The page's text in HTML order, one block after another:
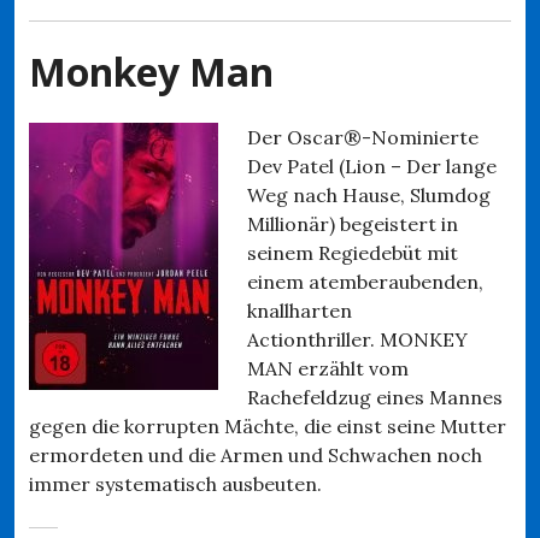
Monkey Man
Der Oscar®-Nominierte
Dev Patel (Lion – Der lange
Weg nach Hause, Slumdog
Millionär) begeistert in
seinem Regiedebüt mit
einem atemberaubenden,
knallharten
Actionthriller. MONKEY
MAN erzählt vom
Rachefeldzug eines Mannes
gegen die korrupten Mächte, die einst seine Mutter
ermordeten und die Armen und Schwachen noch
immer systematisch ausbeuten.